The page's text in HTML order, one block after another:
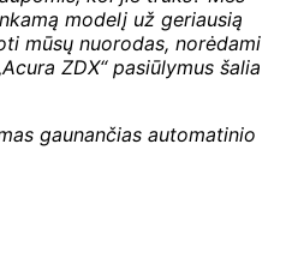
modelį už geriausią
mūsų nuorodas, norėdami
ZDX“ pasiūlymus šalia
gaunančias automatinio